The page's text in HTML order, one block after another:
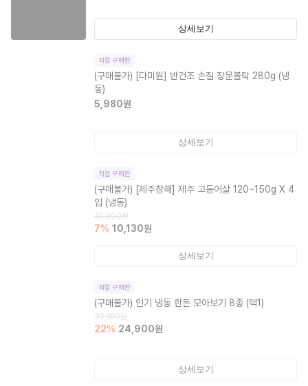
상세보기
직접 구매한
(구매불가) [다미원] 반건조 손질 장문볼락 280g (냉
동)
5,980원
상세보기
직접 구매한
(구매불가) [제주창해] 제주 고등어살 120~150g X 4
입 (냉동)
10,900원
7% 10,130원
상세보기
직접 구매한
(구매불가) 인기 냉동 한돈 모아보기 8종 (택1)
32,100원
22% 24,900원
상세보기